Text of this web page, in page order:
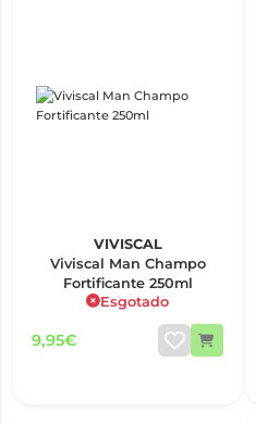
VIVISCAL
Viviscal Man Champo
Fortificante 250ml
Esgotado
9,95€